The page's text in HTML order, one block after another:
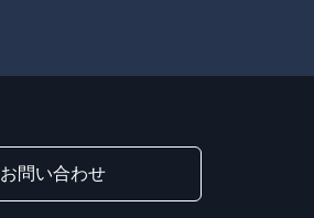
お問い合わせ